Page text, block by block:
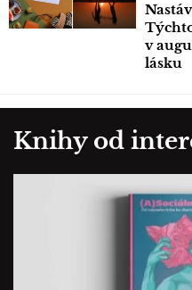
v
lásku
Knihy od